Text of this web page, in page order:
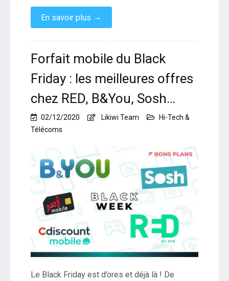
En savoir plus →
Forfait mobile du Black
Friday : les meilleures offres
chez RED, B&You, Sosh…
02/12/2020 Likiwi Team
Hi-Tech &
Télécoms
Le Black Friday est d’ores et déjà là ! De